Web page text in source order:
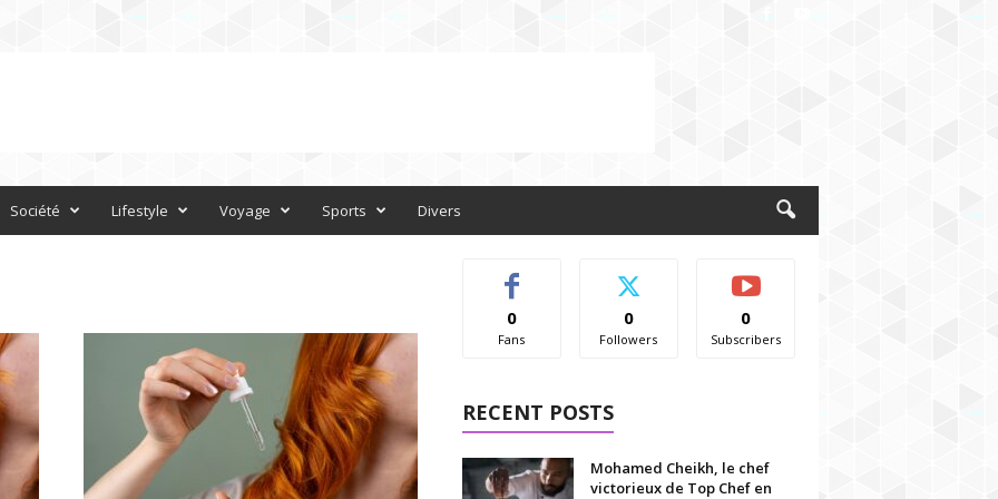
Société Lifestyle Voyage Sports Divers
0
Fans
0
Followers
0
Subscribers
RECENT POSTS
Mohamed Cheikh, le chef
victorieux de Top Chef en